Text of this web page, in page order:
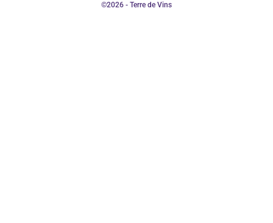
©2026 - Terre de Vins